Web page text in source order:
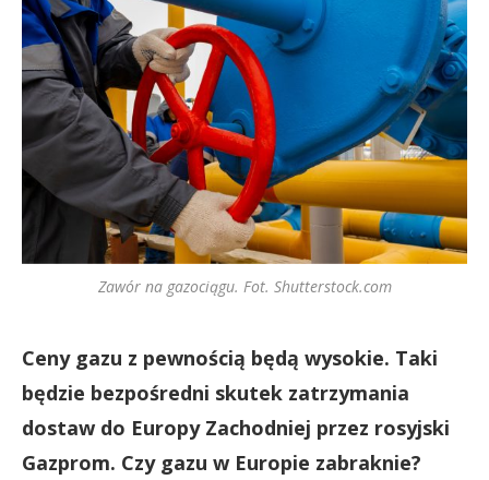
Zawór na gazociągu. Fot. Shutterstock.com
Ceny gazu z pewnością będą wysokie. Taki
będzie bezpośredni skutek zatrzymania
dostaw do Europy Zachodniej przez rosyjski
Gazprom. Czy gazu w Europie zabraknie?